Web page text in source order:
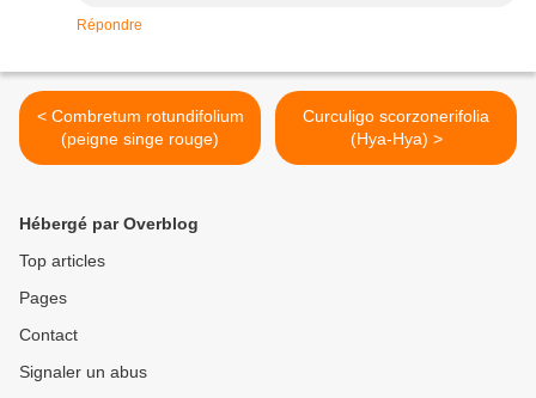
Répondre
< Combretum rotundifolium
(peigne singe rouge)
Curculigo scorzonerifolia
(Hya-Hya) >
Hébergé par Overblog
Top articles
Pages
Contact
Signaler un abus